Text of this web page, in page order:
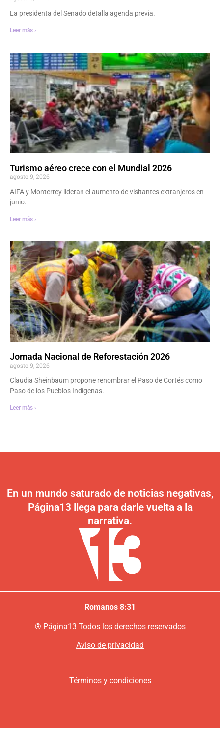
La presidenta del Senado detalla agenda previa.
Leer más ›
Turismo aéreo crece con el Mundial 2026
agosto 9, 2026
AIFA y Monterrey lideran el aumento de visitantes extranjeros en
junio.
Leer más ›
Jornada Nacional de Reforestación 2026
agosto 9, 2026
Claudia Sheinbaum propone renombrar el Paso de Cortés como
Paso de los Pueblos Indígenas.
Leer más ›
En un mundo saturado de noticias negativas,
Página13 llega para darle vuelta a la
narrativa.
Romanos 8:31
® Página13 Todos los derechos reservados
Aviso de privacidad
Términos y condiciones